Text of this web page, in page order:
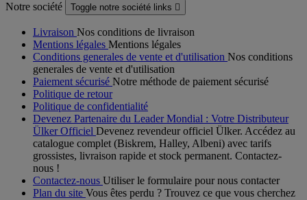
Notre société Toggle notre société links 
Livraison Nos conditions de livraison
Mentions légales Mentions légales
Conditions generales de vente et d'utilisation Nos conditions
generales de vente et d'utilisation
Paiement sécurisé Notre méthode de paiement sécurisé
Politique de retour
Politique de confidentialité
Devenez Partenaire du Leader Mondial : Votre Distributeur
Ülker Officiel Devenez revendeur officiel Ülker. Accédez au
catalogue complet (Biskrem, Halley, Albeni) avec tarifs
grossistes, livraison rapide et stock permanent. Contactez-
nous !
Contactez-nous Utiliser le formulaire pour nous contacter
Plan du site Vous êtes perdu ? Trouvez ce que vous cherchez